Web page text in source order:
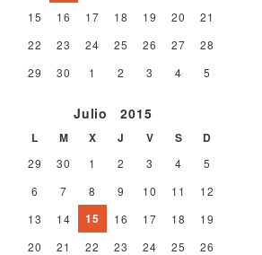
15
16 17 18 19 20
21
22
23 24 25 26 27
28
29
30 1 2 3 4 5
Julio 2015
L M X J V S D
29 30 1 2 3 4
5
6
7 8 9 10 11
12
13
14 15 16 17 18
19
20
21 22 23 24 25
26